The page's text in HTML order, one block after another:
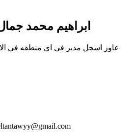
ابراهيم محمد
عاوز اسجل مدير في اي منطقه في